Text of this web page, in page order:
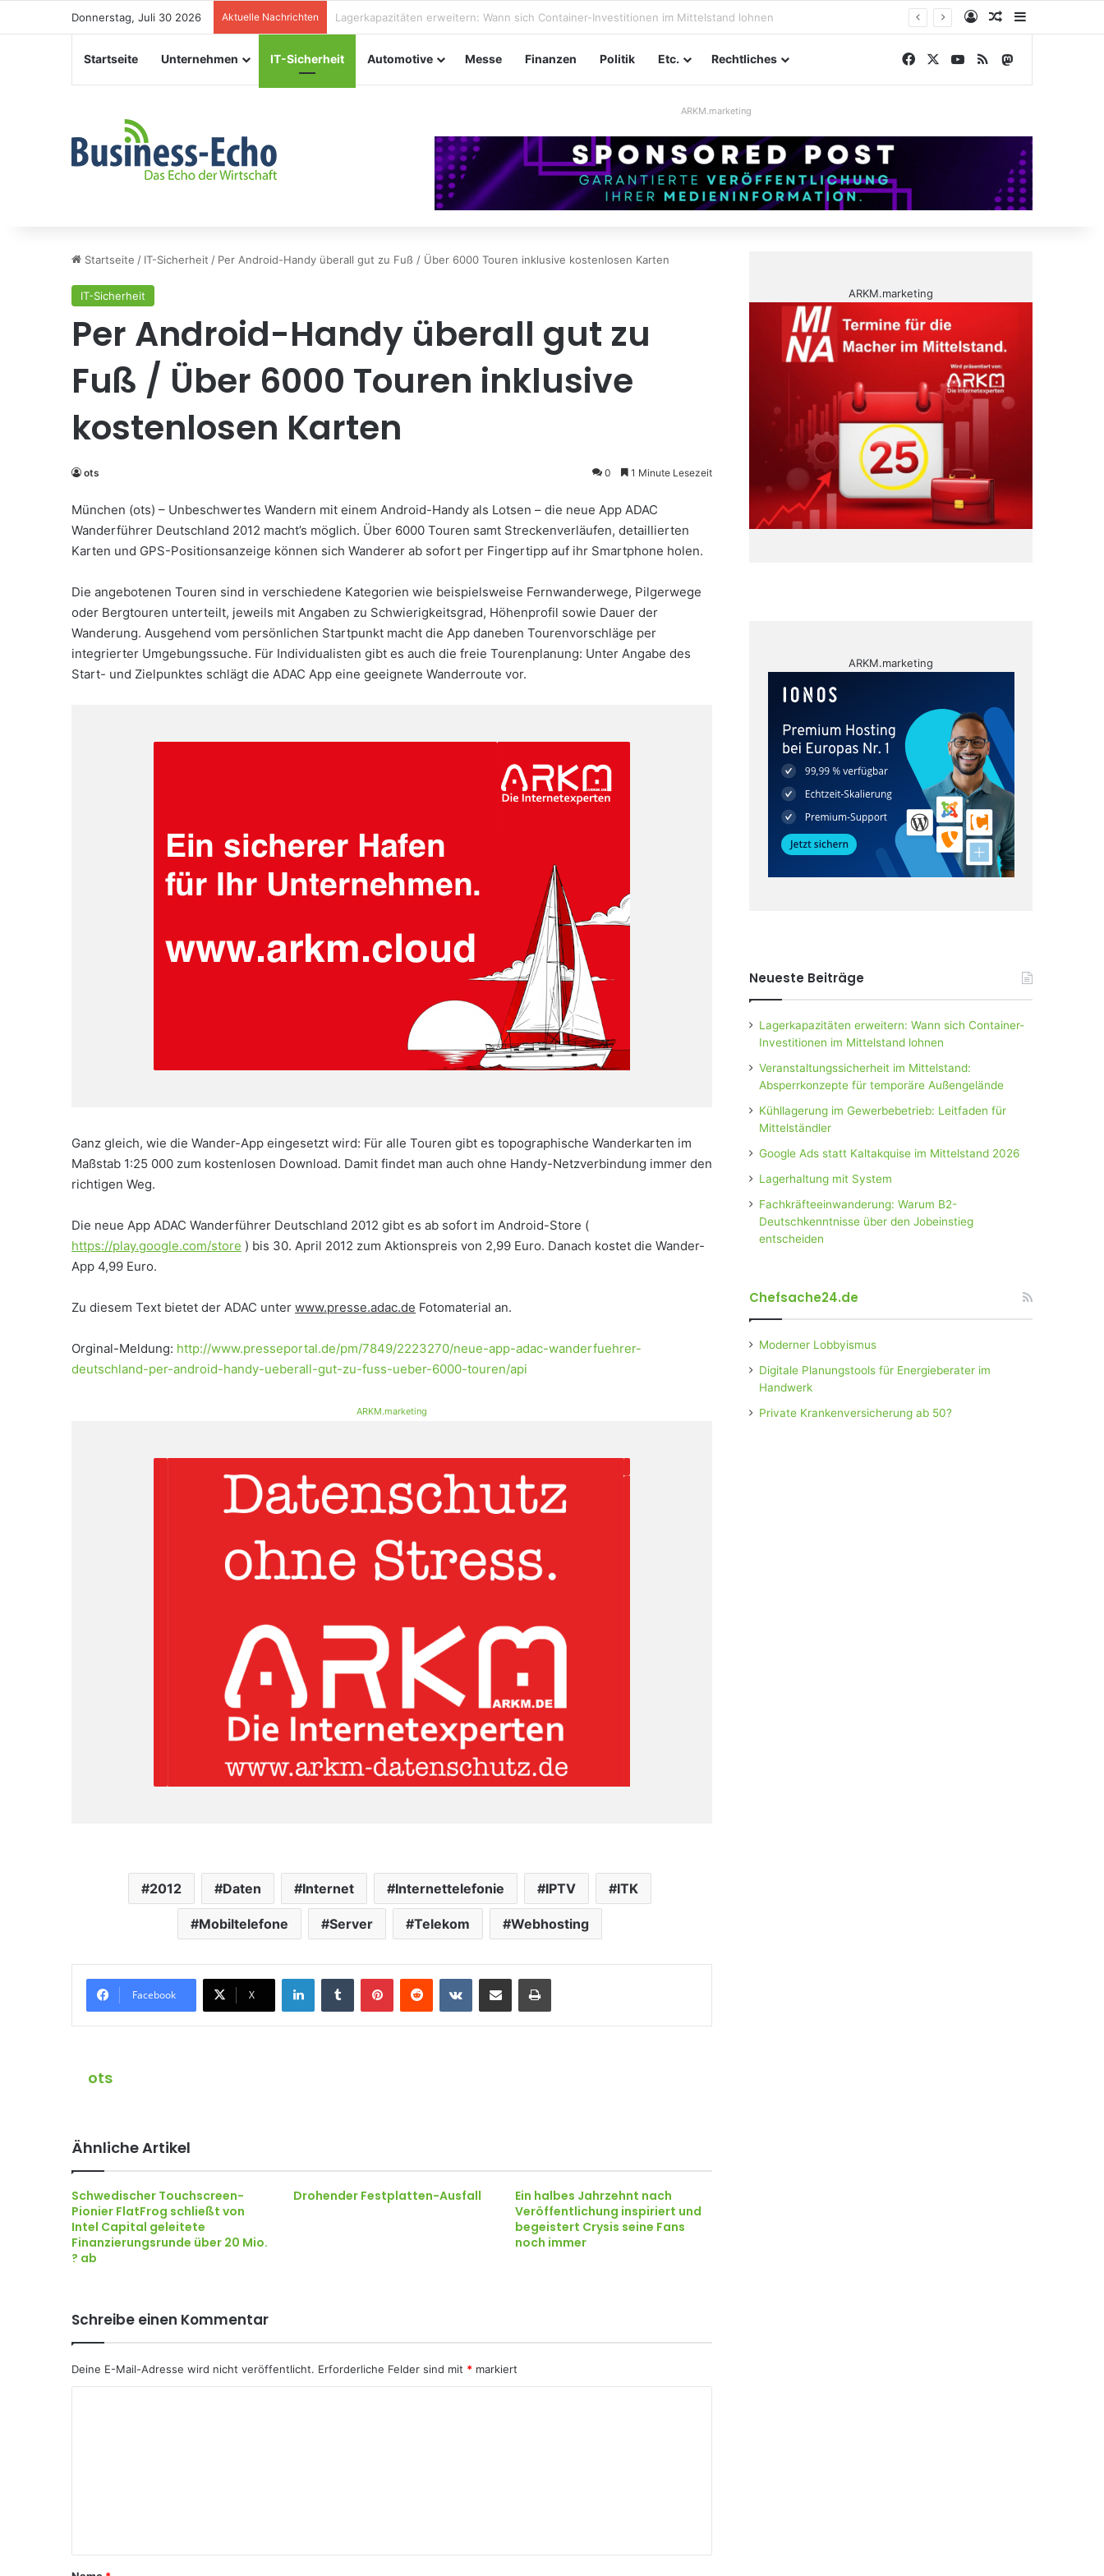
Donnerstag, Juli 30 2026 Aktuelle Nachrichten Veranstaltungssicherheit im Mittelstand: Absperrkonzepte für temporäre Außengelände AnmeldenZufälliger
Startseite Unternehmen IT-Sicherheit Automotive Messe Finanzen Politik Etc. Rechtliches Facebook YouTube
RSS
ARKM.marketing
Startseite / IT-Sicherheit / Per Android-Handy überall gut zu Fuß / Über 6000 Touren inklusive kostenlosen Karten
IT-Sicherheit
Per Android-Handy überall gut zu
Fuß / Über 6000 Touren inklusive
kostenlosen Karten
ots 0 1 Minute Lesezeit
München (ots) – Unbeschwertes Wandern mit einem Android-Handy als Lotsen – die neue App ADAC
Wanderführer Deutschland 2012 macht’s möglich. Über 6000 Touren samt Streckenverläufen, detaillierten
Karten und GPS-Positionsanzeige können sich Wanderer ab sofort per Fingertipp auf ihr Smartphone holen.
Die angebotenen Touren sind in verschiedene Kategorien wie beispielsweise Fernwanderwege, Pilgerwege
oder Bergtouren unterteilt, jeweils mit Angaben zu Schwierigkeitsgrad, Höhenprofil sowie Dauer der
Wanderung. Ausgehend vom persönlichen Startpunkt macht die App daneben Tourenvorschläge per
integrierter Umgebungssuche. Für Individualisten gibt es auch die freie Tourenplanung: Unter Angabe des
Start- und Zielpunktes schlägt die ADAC App eine geeignete Wanderroute vor.
Ganz gleich, wie die Wander-App eingesetzt wird: Für alle Touren gibt es topographische Wanderkarten im
Maßstab 1:25 000 zum kostenlosen Download. Damit findet man auch ohne Handy-Netzverbindung immer den
richtigen Weg.
Die neue App ADAC Wanderführer Deutschland 2012 gibt es ab sofort im Android-Store (
https://play.google.com/store ) bis 30. April 2012 zum Aktionspreis von 2,99 Euro. Danach kostet die Wander-
App 4,99 Euro.
Zu diesem Text bietet der ADAC unter www.presse.adac.de Fotomaterial an.
Orginal-Meldung: http://www.presseportal.de/pm/7849/2223270/neue-app-adac-wanderfuehrer-
deutschland-per-android-handy-ueberall-gut-zu-fuss-ueber-6000-touren/api
ARKM.marketing
2012 Daten Internet Internettelefonie IPTV ITK
Mobiltelefone Server Telekom Webhosting
Facebook X
ots
Ähnliche Artikel
Schwedischer Touchscreen-
Pionier FlatFrog schließt von
Intel Capital geleitete
Finanzierungsrunde über 20 Mio.
? ab
Drohender Festplatten-Ausfall
Ein halbes Jahrzehnt nach
Veröffentlichung inspiriert und
begeistert Crysis seine Fans
noch immer
Schreibe einen Kommentar
Deine E-Mail-Adresse wird nicht veröffentlicht. Erforderliche Felder sind mit * markiert
a
ARKM.marketing
ARKM.marketing
Neueste Beiträge
Lagerkapazitäten erweitern: Wann sich Container-
Investitionen im Mittelstand lohnen
Veranstaltungssicherheit im Mittelstand:
Absperrkonzepte für temporäre Außengelände
Kühllagerung im Gewerbebetrieb: Leitfaden für
Mittelständler
Google Ads statt Kaltakquise im Mittelstand 2026
Lagerhaltung mit System
Fachkräfteeinwanderung: Warum B2-
Deutschkenntnisse über den Jobeinstieg
entscheiden
Chefsache24.de
Moderner Lobbyismus
Digitale Planungstools für Energieberater im
Handwerk
Private Krankenversicherung ab 50?